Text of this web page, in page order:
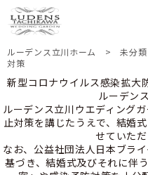
ルーデンス立川ホーム >未分類
対策
新型コロナウイルス感染拡大
ルーデン
ルーデンス立川ウエディング
止対策を講じたうえで、結婚
せていただ
なお、公益社団法人日本ブラ
基づき、結婚式及びそれに伴